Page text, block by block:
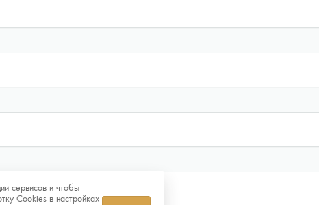
сервисов и чтобы
Cookies в настройках